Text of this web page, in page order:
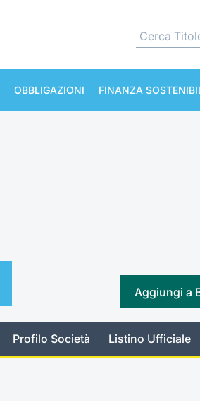
OBBLIGAZIONI FINANZA
Aggiungi a
Profilo Società Listino Ufficiale